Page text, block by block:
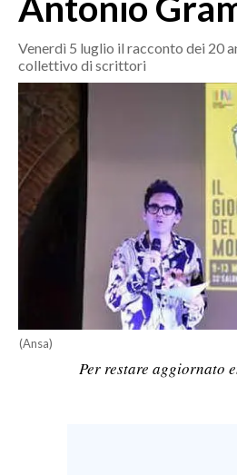
NUORO E PROVINCIA
OGLIASTRA
AGENDA
CRONACA
ITALIA
MONDO
POLITICA
ECONOMIA
SERVIZI ALLE IMPRESE
LAVORO
Venerdì 5 luglio il racconto dei 20
collettivo di scrittori
(Ansa)
Per restare aggiornato